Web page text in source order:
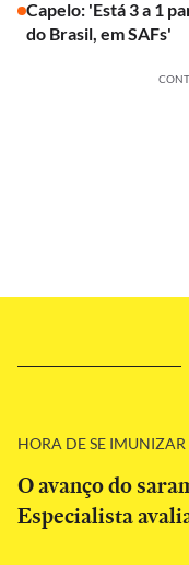
Capelo: 'Está 3 a 1
do Brasil, em SAFs'
HORA DE SE IMUNIZAR
O avanço do
Especialista